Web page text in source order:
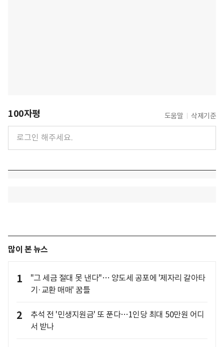
100자평 도움말 삭제기준
많이 본 뉴스
1
"그 세금 절대 못 낸다"… 양도세 공포에 '제자리 갈아타
기·교환 매매' 꿈틀
2
추석 전 '민생지원금' 또 푼다…1인당 최대 50만원 어디
서 받나